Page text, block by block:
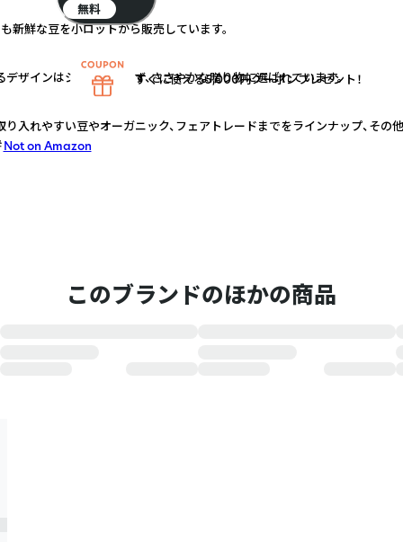
新鮮な豆を小ロットから販売しています。
ザインはシーンを選ばず、ささやかな贈り物に選ばれています。
入れやすい豆やオーガニック、フェアトレードまでをラインナップ、その
Not on Amazon
このブランドのほかの商品
無料
すぐに使える5,000円クーポンプレゼント！